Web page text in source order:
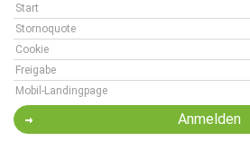
Start
Stornoquote
Cookie
Freigabe
Mobil-Landingpage
Anmelden